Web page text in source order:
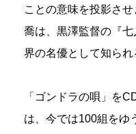
ことの意味を投影さ
喬は、黒澤監督の『
界の名優として知られ
「ゴンドラの唄」を
は、今では100組をゆ